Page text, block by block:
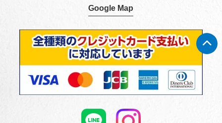
Google Map